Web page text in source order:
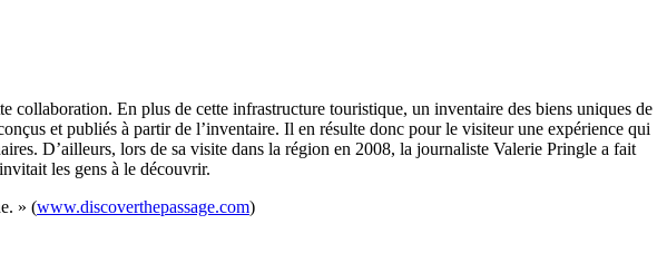
collaboration. En plus de cette infrastructure touristique, un inventaire des biens uniques de
et publiés à partir de l’inventaire. Il en résulte donc pour le visiteur une expérience qui
D’ailleurs, lors de sa visite dans la région en 2008, la journaliste Valerie Pringle a fait
les gens à le découvrir.
» (www.discoverthepassage.com)